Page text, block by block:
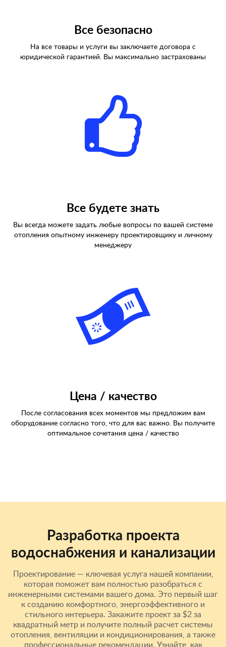
Все безопасно
На все товары и услуги вы заключаете договора с
юридической гарантией. Вы максимально застрахованы
Все будете знать
Вы всегда можете задать любые вопросы по вашей системе
отопления опытному инженеру проектировщику и личному
менеджеру
Цена / качество
После согласования всех моментов мы предложим вам
оборудование согласно того, что для вас важно. Вы получите
оптимальное сочетания цена / качество
Разработка проекта
водоснабжения и канализации
Проектирование — ключевая услуга нашей компании,
которая поможет вам полностью разобраться с
инженерными системами вашего дома. Это первый шаг
к созданию комфортного, энергоэффективного и
стильного интерьера. Закажите проект за $2 за
квадратный метр и получите полный расчет системы
отопления, вентиляции и кондиционирования, а также
профессиональные рекомендации. Узнайте, как